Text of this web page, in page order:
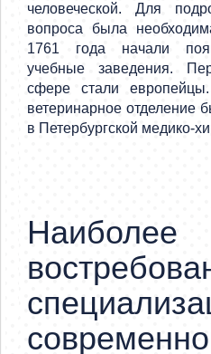
человеческой. Для
вопроса была
1761 года начали
учебные заведения.
сфере стали
ветеринарное отделение
в Петербургской медико-
Наиболее